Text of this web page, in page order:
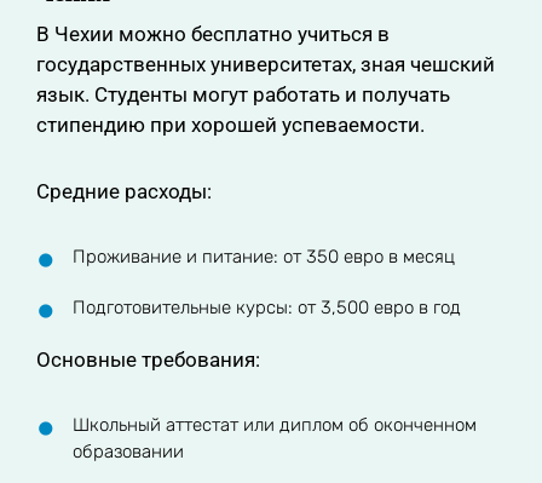
В Чехии можно бесплатно учиться в
государственных университетах, зная чешский
язык. Студенты могут работать и получать
стипендию при хорошей успеваемости.
Средние расходы:
Проживание и питание: от 350 евро в месяц
Подготовительные курсы: от 3,500 евро в год
Основные требования:
Школьный аттестат или диплом об оконченном
образовании